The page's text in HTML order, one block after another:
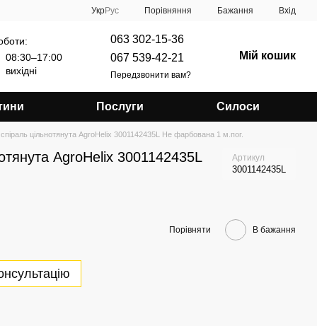
УкрРус Порівняння Бажання Вхід
08:30–17:00
вихідні
063 302-15-36
067 539-42-21
Передзвонити вам?
Мій кошик
Послуги Силоси
цільнотянута AgroHelix 3001142435L Не фарбована 1 м.пог.
AgroHelix 3001142435L Артикул
3001142435L
Порівняти В бажання